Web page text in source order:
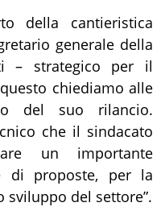
della cantieristica
generale della
– strategico per il
chiediamo alle
del suo rilancio.
che il sindacato
un importante
di proposte, per la
del settore”.